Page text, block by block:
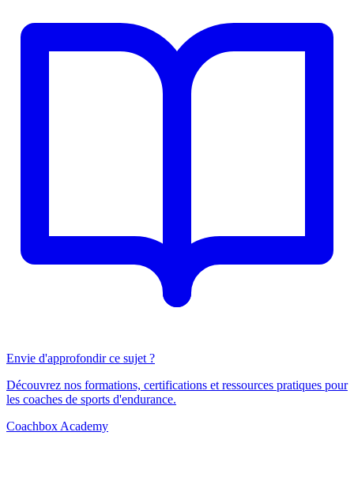
Envie d'approfondir ce sujet ?
Découvrez nos formations, certifications et ressources pratiques pour
les coaches de sports d'endurance.
Coachbox Academy